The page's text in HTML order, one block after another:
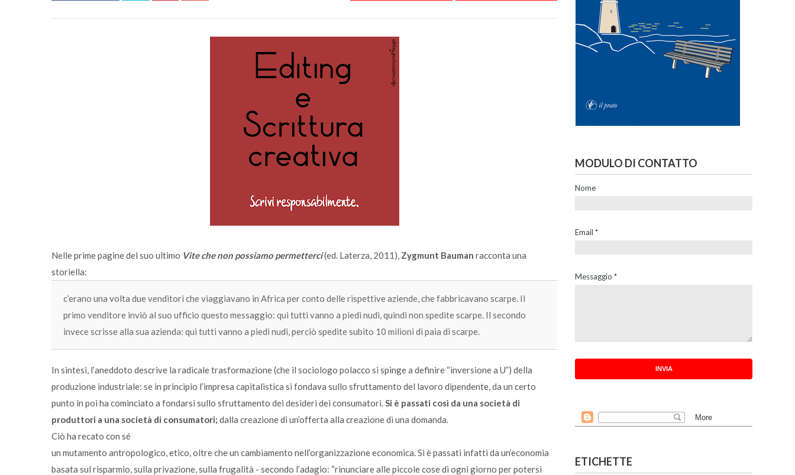
Nelle prime pagine del suo ultimo Vite che non possiamo permetterci(ed. Laterza, 2011), Zygmunt Bauman racconta una
storiella:
c’erano una volta due venditori che viaggiavano in Africa per conto delle rispettive aziende, che fabbricavano scarpe. Il
primo venditore inviò al suo ufficio questo messaggio: qui tutti vanno a piedi nudi, quindi non spedite scarpe. Il secondo
invece scrisse alla sua azienda: qui tutti vanno a piedi nudi, perciò spedite subito 10 milioni di paia di scarpe.
In sintesi, l’aneddoto descrive la radicale trasformazione (che il sociologo polacco si spinge a definire “inversione a U”) della
produzione industriale: se in principio l’impresa capitalistica si fondava sullo sfruttamento del lavoro dipendente, da un certo
punto in poi ha cominciato a fondarsi sullo sfruttamento dei desideri dei consumatori.Si è passati così da una società di
produttori a una società di consumatori; dalla creazione di un’offerta alla creazione di una domanda.
Ciò ha recato con sé
un mutamento antropologico, etico, oltre che un cambiamento nell’organizzazione economica. Si è passati infatti da un’economia
basata sul risparmio, sulla privazione, sulla frugalità - secondo l’adagio: “rinunciare alle piccole cose di ogni giorno per potersi
MODULO DI CONTATTO
Nome
Email *
Messaggio *
ETICHETTE